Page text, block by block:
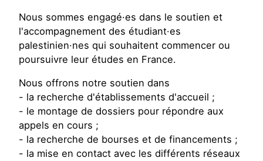
Nous sommes engagé·es dans le soutien et
l'accompagnement des étudiant·es
palestinien·nes qui souhaitent commencer ou
poursuivre leur études en France.
Nous offrons notre soutien dans
- la recherche d'établissements d'accueil ;
- le montage de dossiers pour répondre aux
appels en cours ;
- la recherche de bourses et de financements ;
- la mise en contact avec les différents réseaux